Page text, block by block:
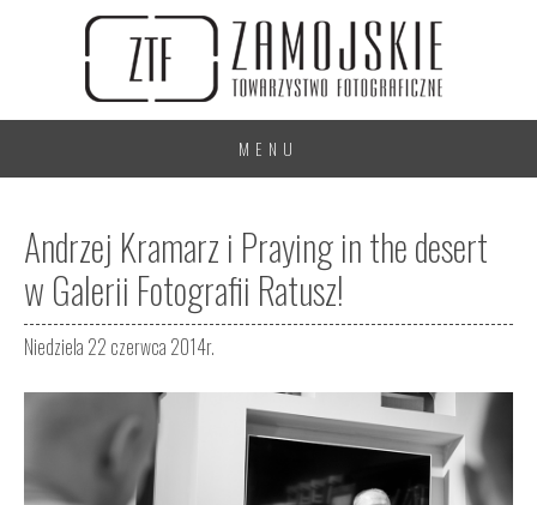
MENU
Andrzej Kramarz i Praying in the desert
w Galerii Fotografii Ratusz!
Niedziela 22 czerwca 2014r.